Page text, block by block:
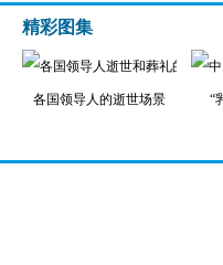
精彩图集
各国领导人的逝世场景 “